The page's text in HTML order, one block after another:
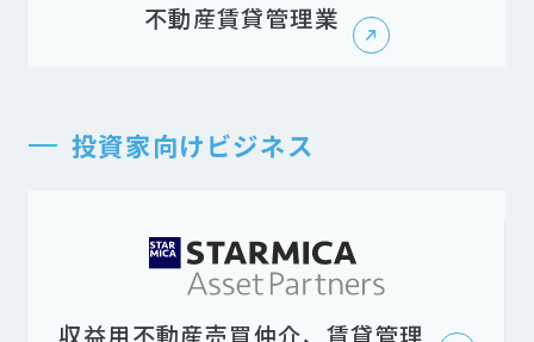
不動産賃貸管理業
投資家向けビジネス
収益用不動産売買仲介、賃貸管理